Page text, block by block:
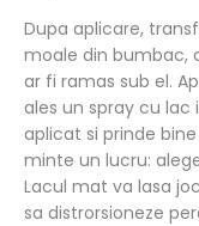
Dupa aplicare,
moale din bumbac,
ar fi ramas sub el.
ales un spray cu
aplicat si prinde bine
minte un lucru:
Lacul mat va lasa
sa distrorsioneze